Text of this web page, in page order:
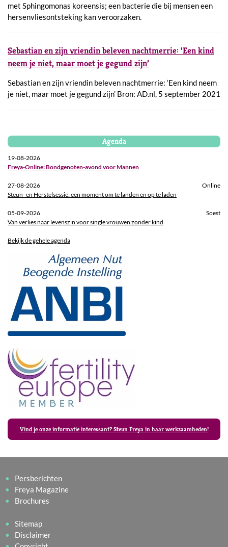
met Sphingomonas koreensis; een bacterie die bij mensen een
hersenvliesontsteking kan veroorzaken.
Sebastian en zijn vriendin beleven nachtmerrie: ‘Een kind
neem je niet, maar moet je gegund zijn’
Sebastian en zijn vriendin beleven nachtmerrie: ‘Een kind neem
je niet, maar moet je gegund zijn’ Bron: AD.nl, 5 september 2021
Agenda
19-08-2026
Freya-Online: Bondgenoten-avond voor Mannen
27-08-2026
Online
Steun- en Herstelsessie: een moment om te landen en op te laden
05-09-2026
Soest
Van verlies naar levenszin voor single vrouwen zonder kind
Bekijk de gehele agenda
Vind je onze informatie interessant? Steun Freya in haar werkzaamheden!
Persberichten
Freya Magazine
Brochures
Sitemap
Disclaimer